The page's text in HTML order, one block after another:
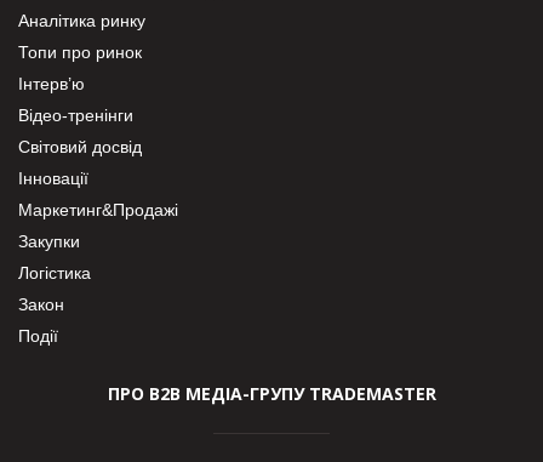
Аналітика ринку
Топи про ринок
Інтерв’ю
Відео-тренінги
Світовий досвід
Інновації
Маркетинг&Продажі
Закупки
Логістика
Закон
Події
ПРО В2В МЕДІА-ГРУПУ TRADEMASTER